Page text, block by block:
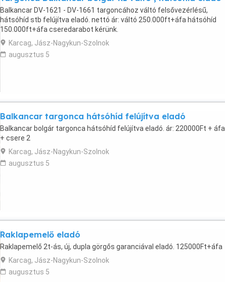
Balkancar DV-1621 - DV-1661 targoncához váltó felsővezérlésű,
hátsóhíd stb felújítva eladó. nettó ár: váltó 250.000ft+áfa hátsóhíd
150.000ft+áfa cseredarabot kérünk.
Karcag, Jász-Nagykun-Szolnok
augusztus 5
Balkancar targonca hátsóhíd felújítva eladó
Balkancar bolgár targonca hátsóhíd felújítva eladó. ár: 220000Ft + áfa
+ csere 2
Karcag, Jász-Nagykun-Szolnok
augusztus 5
Raklapemelő eladó
Raklapemelő 2t-ás, új, dupla görgős garanciával eladó. 125000Ft+áfa
Karcag, Jász-Nagykun-Szolnok
augusztus 5